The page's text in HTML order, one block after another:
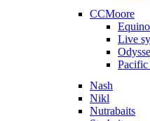
CCMoore
Live
Pacific
Nash
Nikl
Nutrabaits